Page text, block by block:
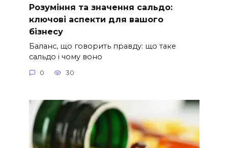
Розуміння та значення сальдо:
ключові аспекти для вашого
бізнесу
Баланс, що говорить правду: що таке
сальдо і чому воно
0 30